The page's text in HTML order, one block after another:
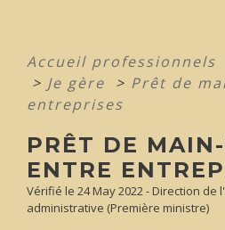
Accueil professionnels
> Je gère > Prêt de
entreprises
PRÊT DE
ENTRE
Vérifié le 24 May 2022 - Direction
administrative (Première ministre)